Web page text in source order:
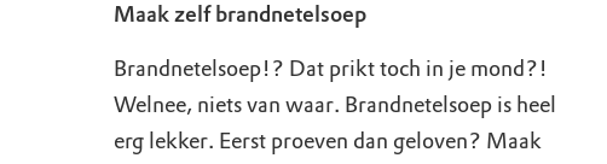
Maak zelf brandnetelsoep
Brandnetelsoep!? Dat prikt toch in je mond?!
Welnee, niets van waar. Brandnetelsoep is heel
erg lekker. Eerst proeven dan geloven? Maak